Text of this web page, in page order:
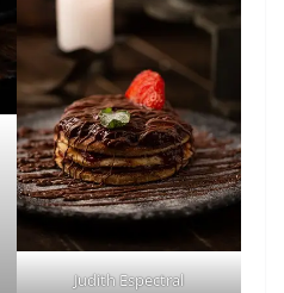
Judith Espectral